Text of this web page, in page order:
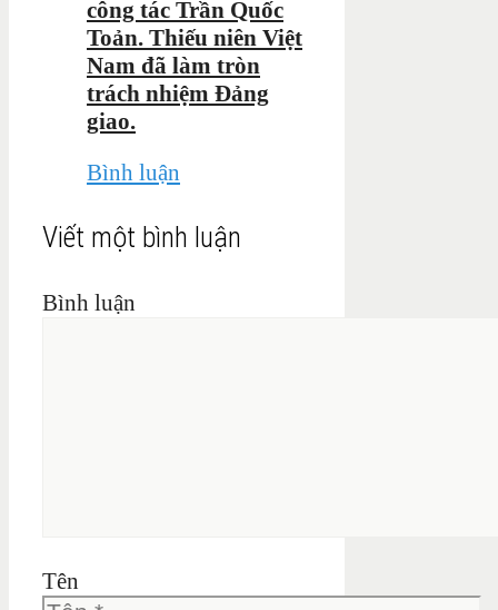
công tác Trần Quốc
Toản. Thiếu niên Việt
Nam đã làm tròn
trách nhiệm Đảng
giao.
Bình luận
Viết một bình luận
Bình luận
Tên